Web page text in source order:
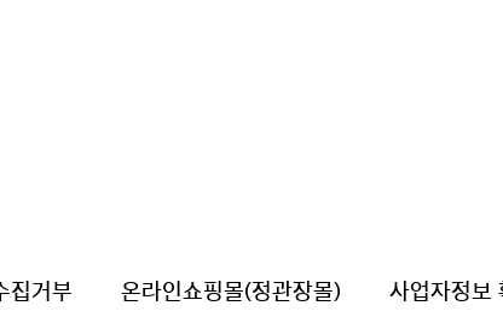
집거부 온라인쇼핑몰(정관장몰) 사업자정보